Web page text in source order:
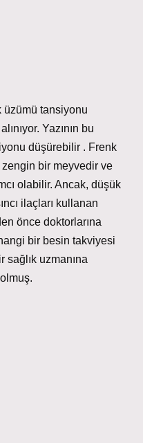
üzümü tansiyonu
Yazının bu
düşürebilir . Frenk
zengin bir meyvedir ve
olabilir. Ancak, düşük
ilaçları kullanan
önce doktorlarına
bir besin takviyesi
uzmanına